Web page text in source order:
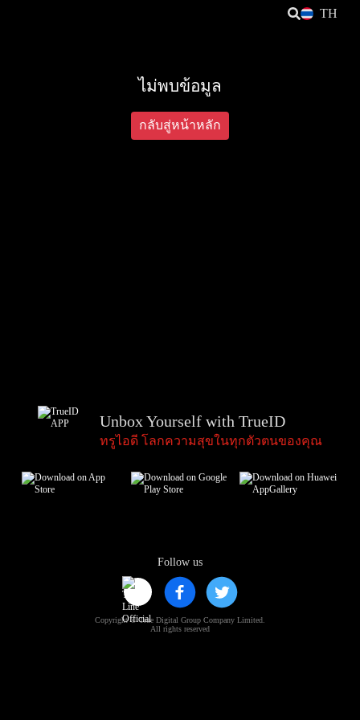
TH
ไม่พบข้อมูล
กลับสู่หน้าหลัก
Follow us
Copyright © True Digital Group Company Limited.
All rights reserved
Unbox Yourself with TrueID
ทรูไอดี โลกความสุขในทุกตัวตนของคุณ